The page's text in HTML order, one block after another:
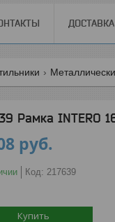
Рамка INTERO
руб.
Код: 217639
Купить